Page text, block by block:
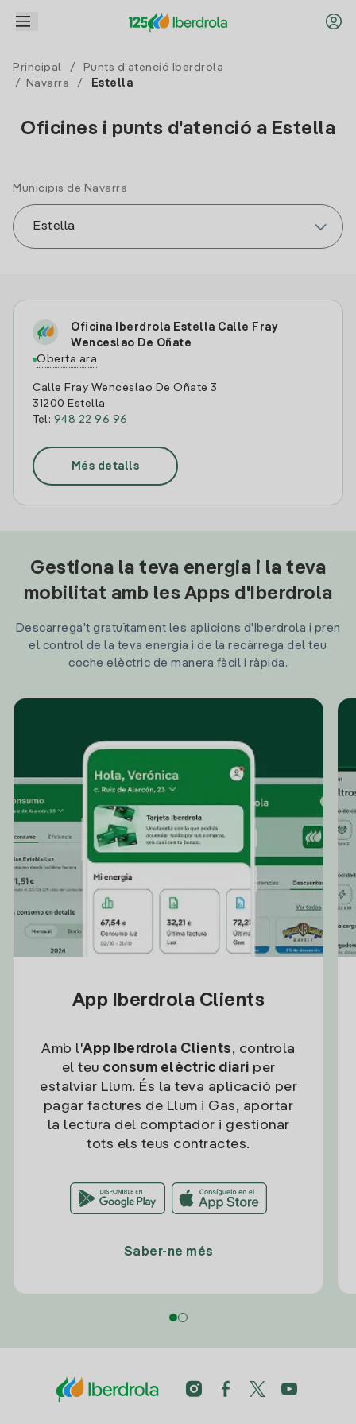
Principal /
Punts d'atenció Iberdrola
/
Navarra / Estella
Oficines i punts d'atenció a Estella
Municipis de Navarra
Oficina Iberdrola Estella Calle Fray
Wenceslao De Oñate
Oberta ara
Calle Fray Wenceslao De Oñate 3
31200 Estella
Tel: 948 22 96 96
Més detalls
Gestiona la teva energia i la teva
mobilitat amb les Apps d'Iberdrola
Descarrega't gratuïtament les aplicions d'Iberdrola i pren
el control de la teva energia i de la recàrrega del teu
coche elèctric de manera fàcil i ràpida.
App Iberdrola Clients
Amb l'App Iberdrola Clients, controla
el teu consum elèctric diari per
estalviar Llum. És la teva aplicació per
pagar factures de Llum i Gas, aportar
la lectura del comptador i gestionar
tots els teus contractes.
Saber-ne més